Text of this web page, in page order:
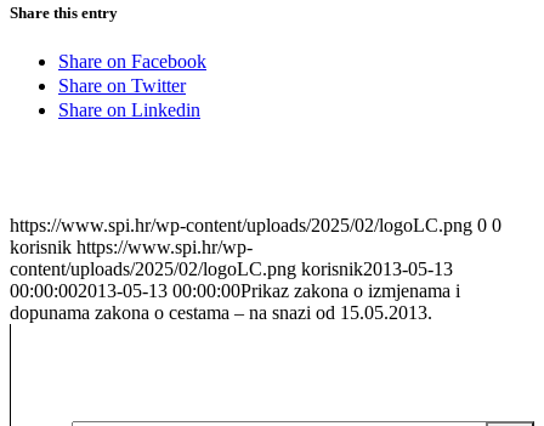
Share this entry
Share on Facebook
Share on Twitter
Share on Linkedin
https://www.spi.hr/wp-content/uploads/2025/02/logoLC.png 0 0
korisnik https://www.spi.hr/wp-
content/uploads/2025/02/logoLC.png korisnik2013-05-13
00:00:002013-05-13 00:00:00Prikaz zakona o izmjenama i
dopunama zakona o cestama – na snazi od 15.05.2013.